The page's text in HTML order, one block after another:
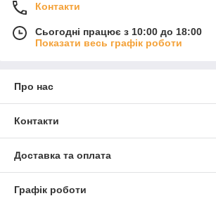
Контакти
Сьогодні працює з 10:00 до 18:00
Показати весь графік роботи
Про нас
Контакти
Доставка та оплата
Графік роботи